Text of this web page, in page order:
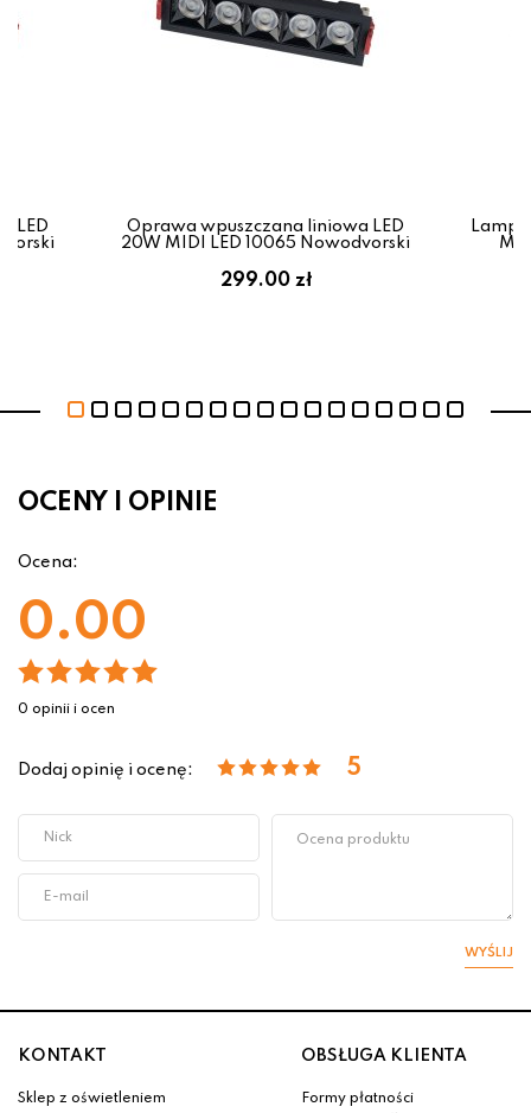
LED
Oprawa wpuszczana liniowa LED
20W MIDI LED 10065 Nowodvorski
299.00 zł
OCENY I OPINIE
Ocena:
0.00
0 opinii i ocen
Dodaj opinię i ocenę: 5
WYŚLIJ
KONTAKT
Sklep z oświetleniem
OBSŁUGA KLIENTA
Formy płatności